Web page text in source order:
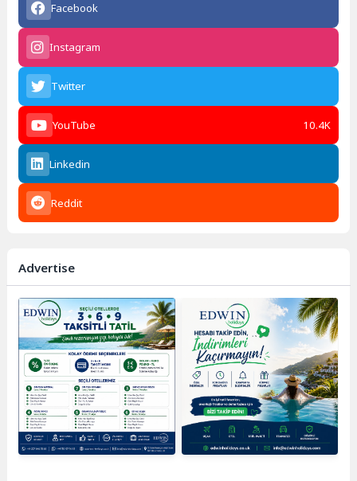
Facebook
Instagram
Twitter
YouTube 10.4K
Linkedin
Reddit
Advertise